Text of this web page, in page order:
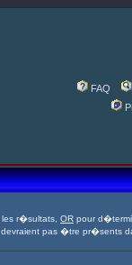
FAQ
r�sultats, OR pour
pas �tre pr�sents